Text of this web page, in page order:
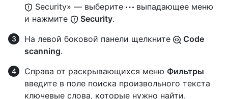
Security» — выберите
выпадающее меню
и нажмите
Security.
На левой боковой панели щелкните
Code
scanning.
Справа от раскрывающихся меню Фильтры
введите в поле поиска произвольного текста
ключевые слова, которые нужно найти.